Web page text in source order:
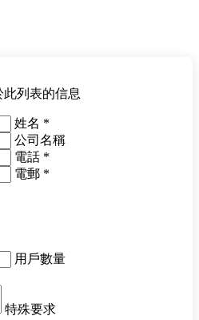
列表的信息
姓名 *
公司名稱
電話 *
電郵 *
用戶數量
特殊要求